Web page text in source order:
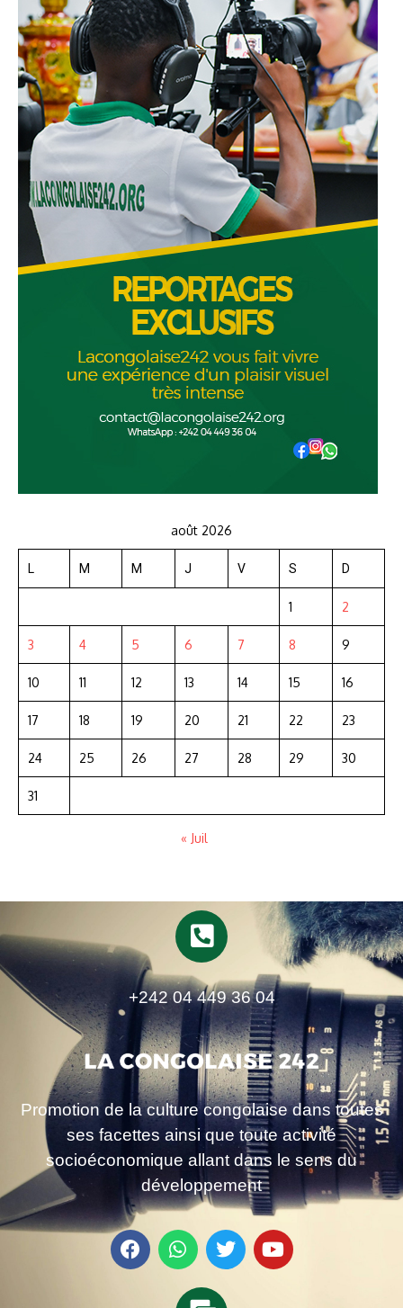
août 2026
L M M J V S D
1 2
3 4 5 6 7 8 9
10 11 12 13 14 15 16
17 18 19 20 21 22 23
24 25 26 27 28 29 30
31
« Juil
+242 04 449 36 04
Promotion de la culture congolaise dans toutes
ses facettes ainsi que toute activité
socioéconomique allant dans le sens du
développement